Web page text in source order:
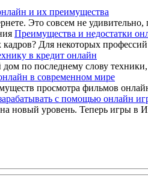
и их преимущества
Это совсем не удивительно,
Преимущества и недостатки
Для некоторых
в кредит онлайн
по последнему слову
в современном мире
просмотра фильмов
с помощью онлайн
новый уровень. Теперь игры в